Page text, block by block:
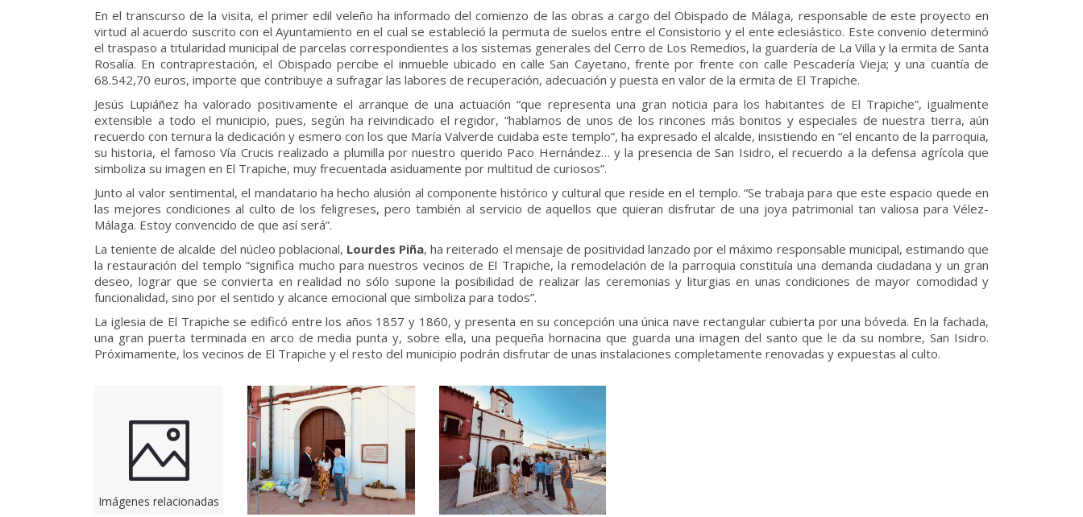
En el transcurso de la visita, el primer edil veleño ha informado del comienzo de las obras a cargo del Obispado de Málaga, responsable de este proyecto en
virtud al acuerdo suscrito con el Ayuntamiento en el cual se estableció la permuta de suelos entre el Consistorio y el ente eclesiástico. Este convenio determinó
el traspaso a titularidad municipal de parcelas correspondientes a los sistemas generales del Cerro de Los Remedios, la guardería de La Villa y la ermita de Santa
Rosalía. En contraprestación, el Obispado percibe el inmueble ubicado en calle San Cayetano, frente por frente con calle Pescadería Vieja; y una cuantía de
68.542,70 euros, importe que contribuye a sufragar las labores de recuperación, adecuación y puesta en valor de la ermita de El Trapiche.
Jesús Lupiáñez ha valorado positivamente el arranque de una actuación “que representa una gran noticia para los habitantes de El Trapiche”, igualmente
extensible a todo el municipio, pues, según ha reivindicado el regidor, “hablamos de unos de los rincones más bonitos y especiales de nuestra tierra, aún
recuerdo con ternura la dedicación y esmero con los que María Valverde cuidaba este templo”, ha expresado el alcalde, insistiendo en “el encanto de la parroquia,
su historia, el famoso Vía Crucis realizado a plumilla por nuestro querido Paco Hernández… y la presencia de San Isidro, el recuerdo a la defensa agrícola que
simboliza su imagen en El Trapiche, muy frecuentada asiduamente por multitud de curiosos”.
Junto al valor sentimental, el mandatario ha hecho alusión al componente histórico y cultural que reside en el templo. “Se trabaja para que este espacio quede en
las mejores condiciones al culto de los feligreses, pero también al servicio de aquellos que quieran disfrutar de una joya patrimonial tan valiosa para Vélez-
Málaga. Estoy convencido de que así será”.
La teniente de alcalde del núcleo poblacional, Lourdes Piña, ha reiterado el mensaje de positividad lanzado por el máximo responsable municipal, estimando que
la restauración del templo “significa mucho para nuestros vecinos de El Trapiche, la remodelación de la parroquia constituía una demanda ciudadana y un gran
deseo, lograr que se convierta en realidad no sólo supone la posibilidad de realizar las ceremonias y liturgias en unas condiciones de mayor comodidad y
funcionalidad, sino por el sentido y alcance emocional que simboliza para todos”.
La iglesia de El Trapiche se edificó entre los años 1857 y 1860, y presenta en su concepción una única nave rectangular cubierta por una bóveda. En la fachada,
una gran puerta terminada en arco de media punta y, sobre ella, una pequeña hornacina que guarda una imagen del santo que le da su nombre, San Isidro.
Próximamente, los vecinos de El Trapiche y el resto del municipio podrán disfrutar de unas instalaciones completamente renovadas y expuestas al culto.
Imágenes relacionadas